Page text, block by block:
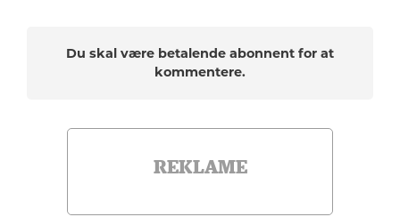
Du skal være betalende abonnent for at
kommentere.
REKLAME